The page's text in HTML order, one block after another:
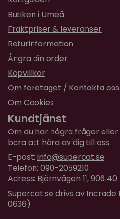
resterande till svärmor,
dem.
Carl-Axel
för 1 år sedan
Chevan
medlet och ge
Ramona
för 1 år sedan
katterna älskar det och
Conny
för 1 år sedan
Butiken i Umeå
Fraktpriser & leveranser
Returinformation
Ångra din order
Köpvillkor
Om företaget / Kontakta oss
Om Cookies
Kundtjänst
Om du har några frågor
bara att höra av dig till oss.
E-post: info@supercat.se
Telefon: 090-2059210
Adress: Björnvägen 11, 906 40
Supercat.se drivs av Incrade
0636)